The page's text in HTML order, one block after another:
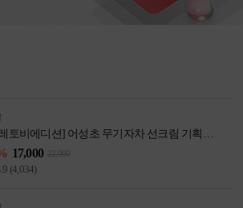
토비에디션] 어성초 무기자차 선크림 기획
개+카라비너 1종(랜덤))
17,000 22,000
(4,034)